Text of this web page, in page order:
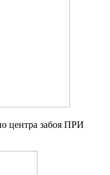
центра забоя ПРИ